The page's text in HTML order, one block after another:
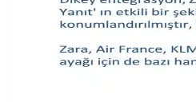
Slim Taper ve Geniş Paça
Kot pantolon seçiminde vücut tipi,